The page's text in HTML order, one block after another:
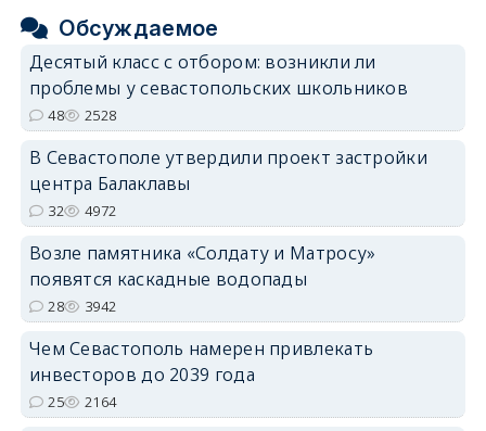
Обсуждаемое
Десятый класс с отбором: возникли ли
проблемы у севастопольских школьников
48 2528
В Севастополе утвердили проект застройки
центра Балаклавы
32 4972
Возле памятника «Солдату и Матросу»
появятся каскадные водопады
28 3942
Чем Севастополь намерен привлекать
инвесторов до 2039 года
25 2164